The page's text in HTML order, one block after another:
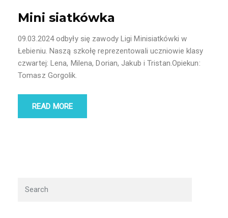
Mini siatkówka
09.03.2024 odbyły się zawody Ligi Minisiatkówki w
Łebieniu. Naszą szkołę reprezentowali uczniowie klasy
czwartej: Lena, Milena, Dorian, Jakub i Tristan.Opiekun:
Tomasz Gorgolik.
READ MORE